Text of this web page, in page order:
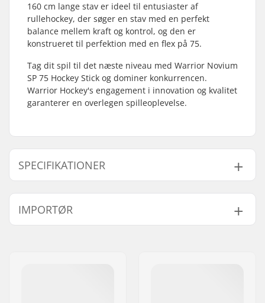
160 cm lange stav er ideel til entusiaster af
rullehockey, der søger en stav med en perfekt
balance mellem kraft og kontrol, og den er
konstrueret til perfektion med en flex på 75.
Tag dit spil til det næste niveau med Warrior Novium
SP 75 Hockey Stick og dominer konkurrencen.
Warrior Hockey's engagement i innovation og kvalitet
garanterer en overlegen spilleoplevelse.
SPECIFIKATIONER
Blad Materiale:
Glasfiber, Carbon
Flex:
Stav Længde:
160cm
IMPORTØR